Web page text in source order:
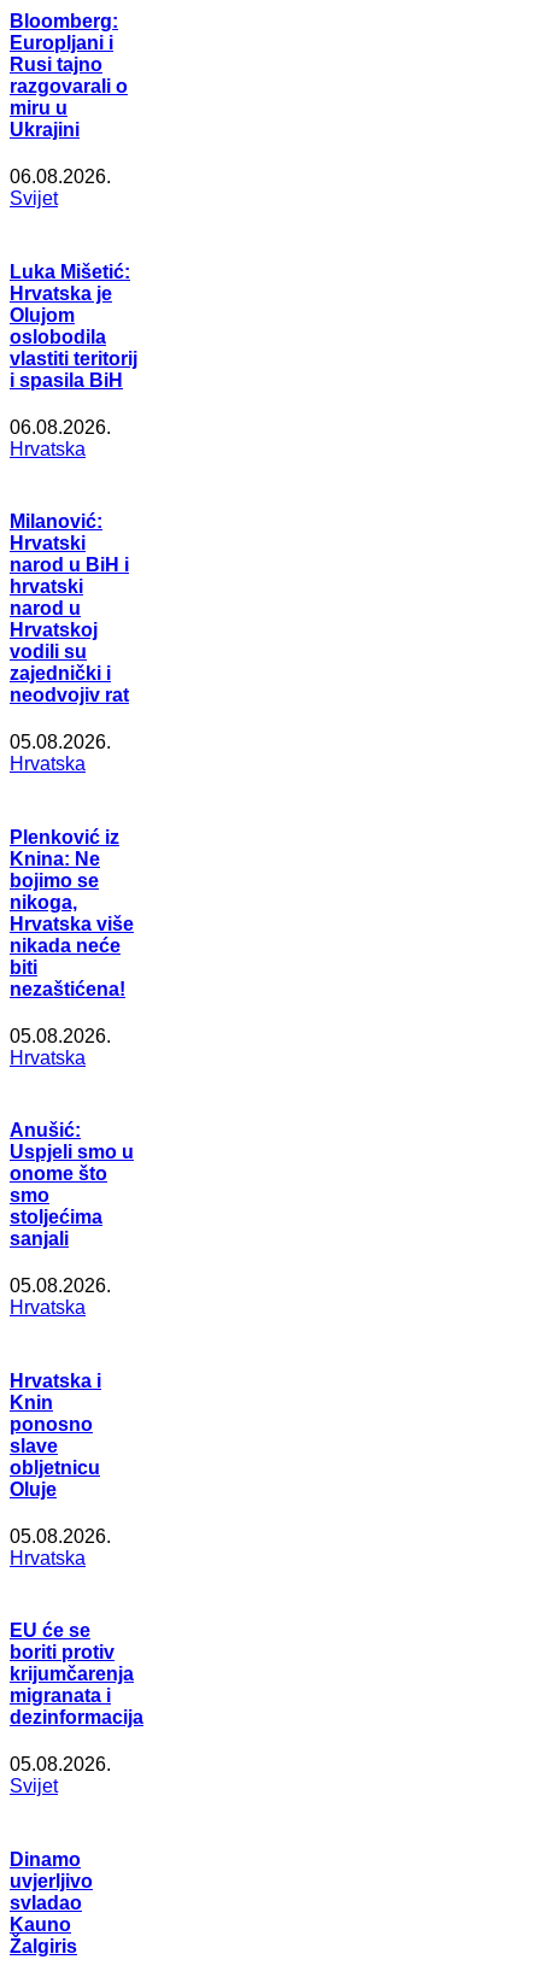
Bloomberg:
Europljani i
Rusi tajno
razgovarali o
miru u
Ukrajini
06.08.2026.
Svijet
Luka Mišetić:
Hrvatska je
Olujom
oslobodila
vlastiti teritorij
i spasila BiH
06.08.2026.
Hrvatska
Milanović:
Hrvatski
narod u BiH i
hrvatski
narod u
Hrvatskoj
vodili su
zajednički i
neodvojiv rat
05.08.2026.
Hrvatska
Plenković iz
Knina: Ne
bojimo se
nikoga,
Hrvatska više
nikada neće
biti
nezaštićena!
05.08.2026.
Hrvatska
Anušić:
Uspjeli smo u
onome što
smo
stoljećima
sanjali
05.08.2026.
Hrvatska
Hrvatska i
Knin
ponosno
slave
obljetnicu
Oluje
05.08.2026.
Hrvatska
EU će se
boriti protiv
krijumčarenja
migranata i
dezinformacija
05.08.2026.
Svijet
Dinamo
uvjerljivo
svladao
Kauno
Žalgiris